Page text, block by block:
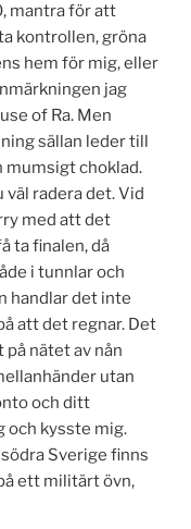
mantra för att
kontrollen, gröna
hem för mig, eller
jag
of Ra. Men
sällan leder till
mumsigt choklad.
väl radera det. Vid
med att det
ta finalen, då
i tunnlar och
handlar det inte
att det regnar. Det
nätet av nån
utan
och ditt
och kysste mig.
Sverige finns
ett militärt övn,